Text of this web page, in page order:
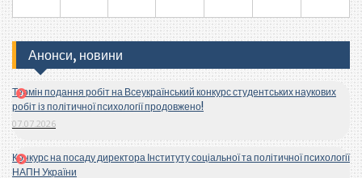
Анонси, новини
Термін подання робіт на Всеукраїнський конкурс студентських наукових
робіт із політичної психології продовжено!
07.07.2026
Конкурс на посаду директора Інституту соціальної та політичної психології
НАПН України